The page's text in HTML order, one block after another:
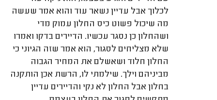
לכלוך אבל עדיין נשאר עוד והוא אמר שעשה
מה שיכול פשוט כיס החלון עמוק מדי
ושהחלון כן נסגר עכשיו. הדיירים בדקו ואמרו
שלא מצליחים לסגור, הוא אמר שזה הגיוני כי
החלון חלוד ושאשלם את המחיר הגבוה
מביניהם וילך. שילמתי לו, הרשת אכן הותקנה
בחלון אבל החלון לא נקי והדיירים עדיין